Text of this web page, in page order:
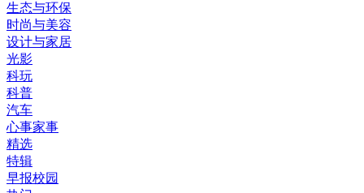
生态与环保
时尚与美容
设计与家居
光影
科玩
科普
汽车
心事家事
精选
特辑
早报校园